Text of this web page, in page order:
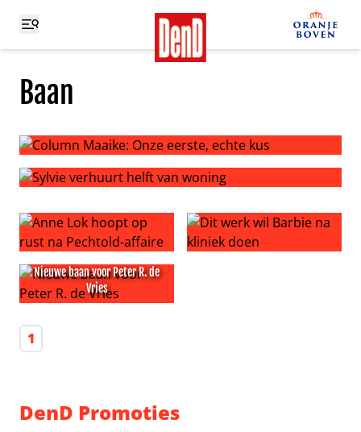
Baan
Column Maaike: Onze eerste, echte kus
Anne Lok hoopt op rust na Pechtold-affaire
Nieuwe baan voor Peter R. de
Vries
1
DenD Promoties